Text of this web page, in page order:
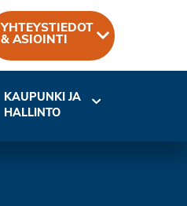
YHTEYSTIEDOT
& ASIOINTI
KAUPUNKI JA
HALLINTO